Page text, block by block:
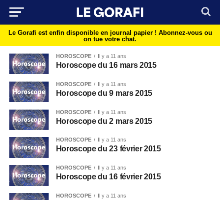
Le Gorafi est enfin disponible en journal papier ! Abonnez-vous ou
on tue votre chat.
HOROSCOPE Il y a 11 ans
Horoscope du 16 mars 2015
HOROSCOPE Il y a 11 ans
Horoscope du 9 mars 2015
HOROSCOPE Il y a 11 ans
Horoscope du 2 mars 2015
HOROSCOPE Il y a 11 ans
Horoscope du 23 février 2015
HOROSCOPE Il y a 11 ans
Horoscope du 16 février 2015
HOROSCOPE Il y a 11 ans